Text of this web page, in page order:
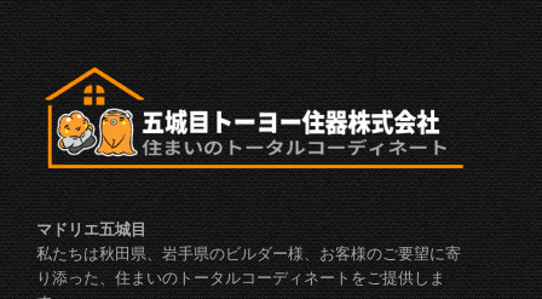
マドリエ五城目
私たちは秋田県、岩手県のビルダー様、お客様のご要望に寄
り添った、住まいのトータルコーディネートをご提供しま